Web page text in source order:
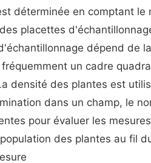
déterminée en comptant le
placettes
dépend de
un cadre
densité des plantes est
dans un champ, le
pour évaluer les
des plantes au fil